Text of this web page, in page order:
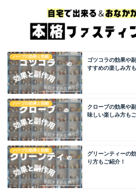
ハーブの効果と効能
ゴツコラの効果や
すすめの楽しみ方
ハーブの効果と効能
クローブの効果や
味しい楽しみ方も
ハーブの効果と効能
グリーンティーの
り方もご紹介！